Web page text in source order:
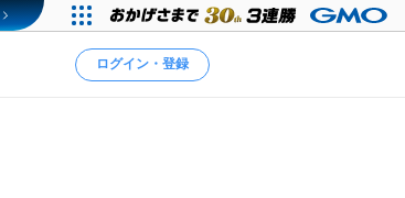
ログイン・登録